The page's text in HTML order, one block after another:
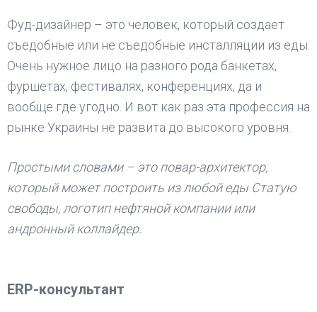
Фуд-дизайнер – это человек, который создает
съедобные или не съедобные инсталляции из еды.
Очень нужное лицо на разного рода банкетах,
фуршетах, фестивалях, конференциях, да и
вообще где угодно. И вот как раз эта профессия на
рынке Украины не развита до высокого уровня.
Простыми словами – это повар-архитектор,
который может построить из любой еды Статую
свободы, логотип нефтяной компании или
андронный коллайдер.
ERP-консультант